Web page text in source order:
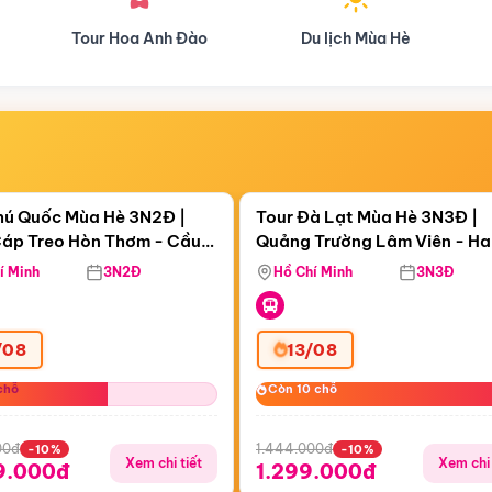
Du lịch Mùa Hè Du lịch Mùa Thu
20:09:18
Treo Hòn Thơm
Quốc Mùa Hè 3N2Đ |
Treo Hòn Thơm - Cầu
Viên Nước Aquatopia
Minh 3N2Đ
-10%
Xem chi tiết
Còn04 ngày 20:09:18
Tour Đà Lạt Mùa Hè 3N3Đ |
Quảng Trường Lâm Viên -
Hill - Puppy Farm
Hồ Chí Minh 3N3Đ
13/08
Còn 10 chỗ
Còn 10 chỗ
1.444.000đ -10%
1.299.000đ Xem